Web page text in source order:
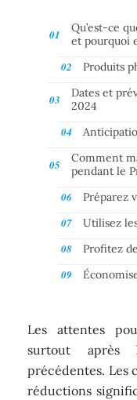
Qu’est-ce
et pourquoi
Produits
Dates et
2024
Comment
pendant le
Préparez
Utilisez
Profitez
Les attentes
surtout après
précédentes. Les
réductions